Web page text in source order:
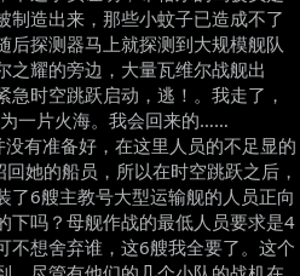
制造出来，那些小蚊子已造成不了
后探测器马上就探测到大规模舰队
之耀的旁边，大量瓦维尔战舰出
时空跳跃启动，逃！。我走了，
一片火海。我会回来的……
没有准备好，在这里人员的不足显的
她的船员，所以在时空跳跃之后，
了6艘主教号大型运输舰的人员正向
下吗？母舰作战的最低人员要求是4
不想舍弃谁，这6艘我全要了。这个